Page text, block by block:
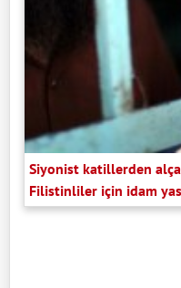
Siyonist katillerden
Filistinliler için idam